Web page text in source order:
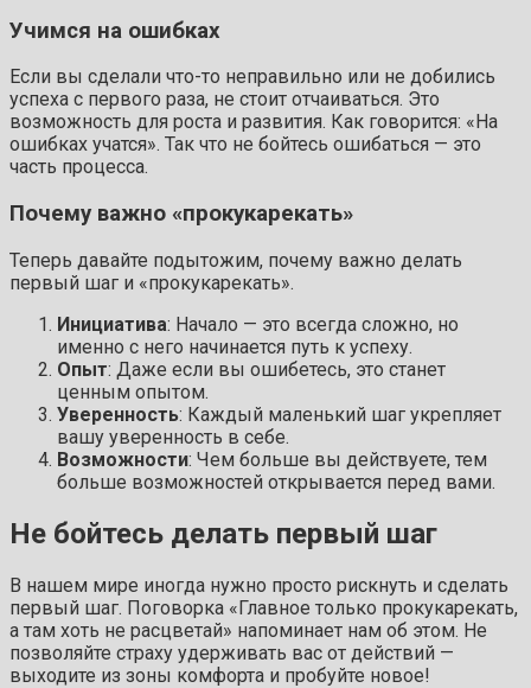
Учимся на ошибках
Если вы сделали что-то неправильно или не добились
успеха с первого раза, не стоит отчаиваться. Это
возможность для роста и развития. Как говорится: «На
ошибках учатся». Так что не бойтесь ошибаться — это
часть процесса.
Почему важно «прокукарекать»
Теперь давайте подытожим, почему важно делать
первый шаг и «прокукарекать».
Инициатива: Начало — это всегда сложно, но
именно с него начинается путь к успеху.
Опыт: Даже если вы ошибетесь, это станет
ценным опытом.
Уверенность: Каждый маленький шаг укрепляет
вашу уверенность в себе.
Возможности: Чем больше вы действуете, тем
больше возможностей открывается перед вами.
Не бойтесь делать первый шаг
В нашем мире иногда нужно просто рискнуть и сделать
первый шаг. Поговорка «Главное только прокукарекать,
а там хоть не расцветай» напоминает нам об этом. Не
позволяйте страху удерживать вас от действий —
выходите из зоны комфорта и пробуйте новое!